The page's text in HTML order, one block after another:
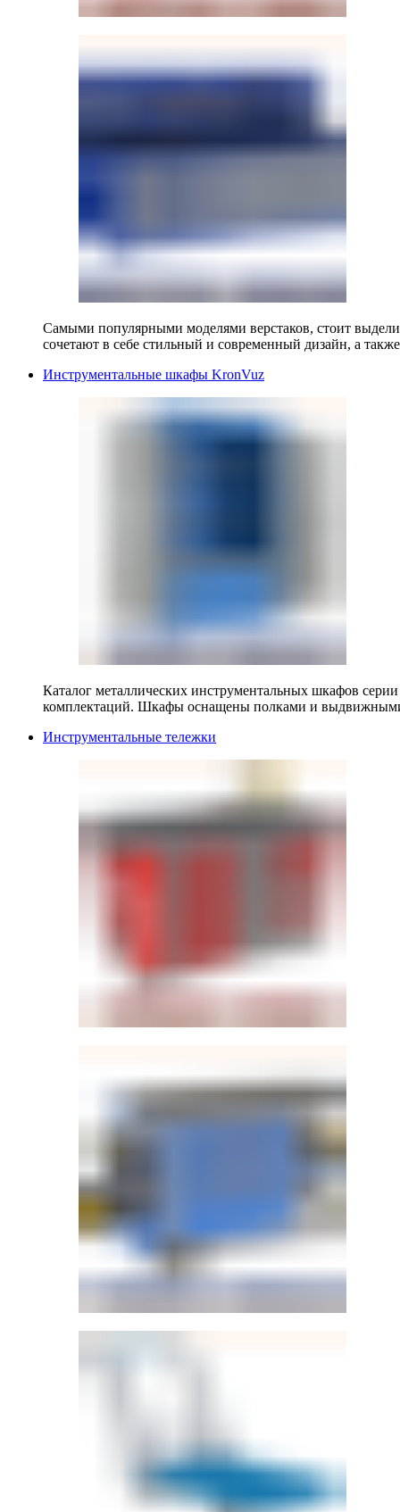
Самыми популярными моделями верстаков, стоит
сочетают в себе стильный и современный дизайн, а
Инструментальные шкафы KronVuz
Каталог металлических инструментальных шкафов
комплектаций. Шкафы оснащены полками и
Инструментальные тележки